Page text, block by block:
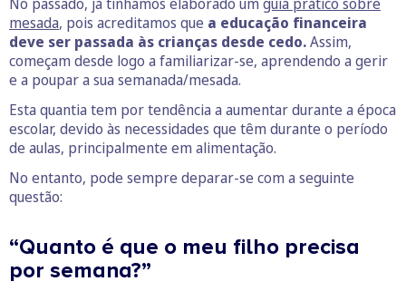
mesada, pois acreditamos que a educação financeira
deve ser passada às crianças desde cedo.Assim,
começam desde logo a familiarizar-se, aprendendo a gerir
e a poupar a sua semanada/mesada.
Esta quantia tem por tendência a aumentar durante a época
escolar, devido às necessidades que têm durante o período
de aulas, principalmente em alimentação.
No entanto, pode sempre deparar-se com a seguinte
questão:
“Quanto é que o meu filho precisa
por semana?”